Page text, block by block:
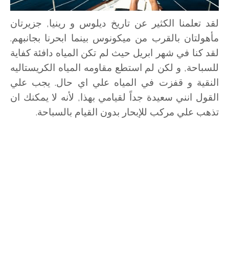
لقد تعلمنا الكثير عن تاريخ ديلوس و رينيا, جزيرتان
مأهولتان بالقرب من ميكونوس بينما ابحرنا بجانبهم.
لقد كنا في شهر ابريل حيث لم تكن المياه دافئة كفاية
للسباحة, و لكن لم استطع مقاومه المياه الكريستاليه
النقية و قفزت في المياه علي اي حال. يجب علي
القول انني سعيدة جداً لقيامي بهذا, لأنه لا يمكنك ان
تذهب علي مركب للإبحار بدون القيام بالسباحة.